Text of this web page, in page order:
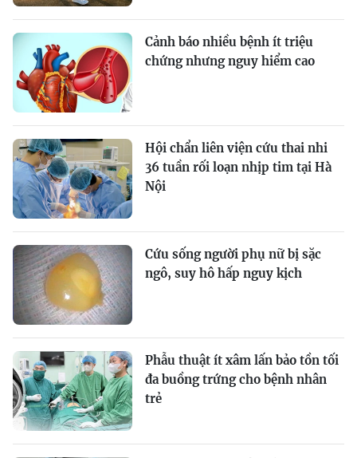
Cảnh báo nhiều bệnh ít triệu
chứng nhưng nguy hiểm cao
Hội chẩn liên viện cứu thai nhi
36 tuần rối loạn nhịp tim tại Hà
Nội
Cứu sống người phụ nữ bị sặc
ngô, suy hô hấp nguy kịch
Phẫu thuật ít xâm lấn bảo tồn tối
đa buồng trứng cho bệnh nhân
trẻ